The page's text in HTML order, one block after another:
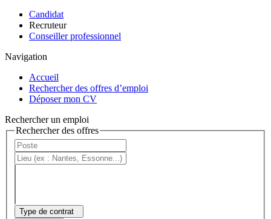
Candidat
Recruteur
Conseiller professionnel
Navigation
Accueil
Rechercher des offres d’emploi
Déposer mon CV
Rechercher un emploi
Rechercher des offres
Type de contrat